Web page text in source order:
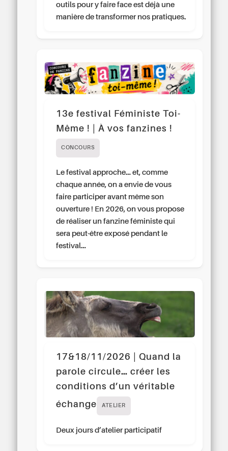
outils pour y faire face est déjà une
manière de transformer nos pratiques.
13e festival Féministe Toi-
Même ! | À vos fanzines !
CONCOURS
Le festival approche… et, comme
chaque année, on a envie de vous
faire participer avant même son
ouverture ! En 2026, on vous propose
de réaliser un fanzine féministe qui
sera peut-être exposé pendant le
festival…
17&18/11/2026 | Quand la
parole circule… créer les
conditions d’un véritable
échange
ATELIER
Deux jours d’atelier participatif